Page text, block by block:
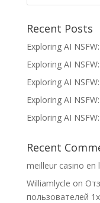
Recent Posts
Exploring AI
Exploring AI
Exploring AI
Exploring AI
Exploring AI
Recent
meilleur casino en
Williamlycle on
пользователей